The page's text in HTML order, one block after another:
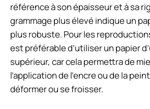
référence à son épaisseur et à sa
grammage plus élevé indique un
plus robuste. Pour les
est préférable d’utiliser un papier
supérieur, car cela permettra de
l’application de l’encre ou de la
déformer ou se froisser.